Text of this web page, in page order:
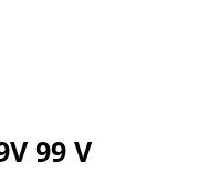
99 V